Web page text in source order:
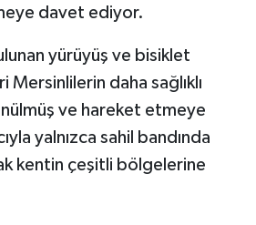
davet ediyor.
yürüyüş ve bisiklet
Mersinlilerin daha sağlıklı
ve hareket etmeye
yalnızca sahil bandında
kentin çeşitli bölgelerine